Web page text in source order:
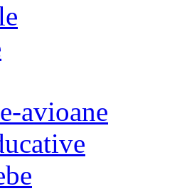
avioane